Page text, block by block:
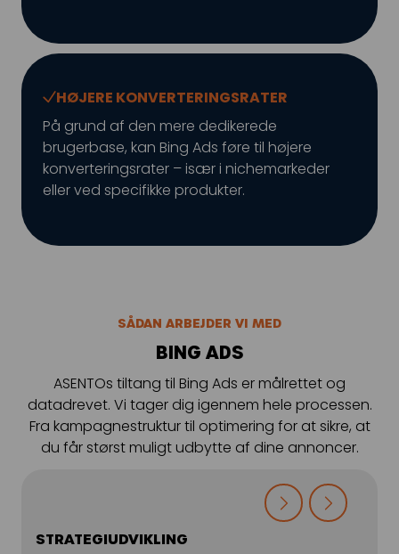
HØJERE KONVERTERINGSRATER
På grund af den mere dedikerede
brugerbase, kan Bing Ads føre til højere
konverteringsrater – især i nichemarkeder
eller ved specifikke produkter.
SÅDAN ARBEJDER VI MED
BING ADS
ASENTOs tiltang til Bing Ads er målrettet og
datadrevet. Vi tager dig igennem hele processen.
Fra kampagnestruktur til optimering for at sikre, at
du får størst muligt udbytte af dine annoncer.
STRATEGIUDVIKLING